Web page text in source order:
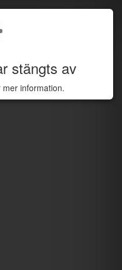
stängts av
information.